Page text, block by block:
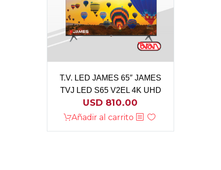
T.V. LED JAMES 65″ JAMES
TVJ LED S65 V2EL 4K UHD
USD 810.00
Añadir al carrito